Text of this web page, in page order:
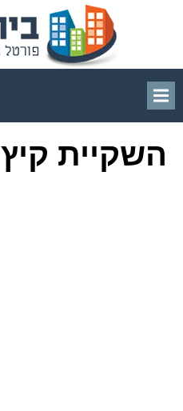
השקיית קיץ